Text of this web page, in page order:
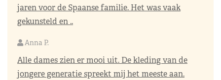
jaren voor de Spaanse familie. Het was vaak
gekunsteld en ..
Anna P.
Alle dames zien er mooi uit. De kleding van de
jongere generatie spreekt mij het meeste aan.